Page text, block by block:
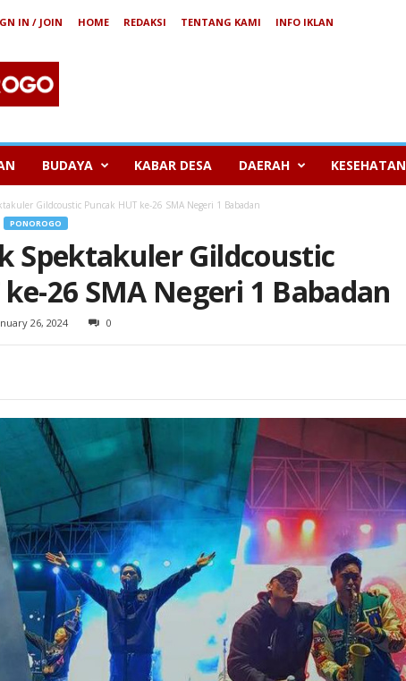
IN / JOIN HOME REDAKSI TENTANG KAMI
INFO IKLAN
BUDAYA KABAR DESA DAERAH KESEHATAN
Gildcoustic Puncak HUT ke-26 SMA Negeri 1 Babadan
PONOROGO
Spektakuler Gildcoustic
26 SMA Negeri 1 Babadan
26, 2024 0